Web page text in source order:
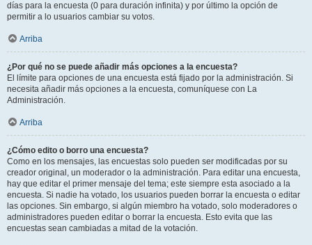
días para la encuesta (0 para duración infinita) y por último la opción de
permitir a lo usuarios cambiar su votos.
Arriba
¿Por qué no se puede añadir más opciones a la encuesta?
El límite para opciones de una encuesta está fijado por la administración. Si
necesita añadir más opciones a la encuesta, comuníquese con La
Administración.
Arriba
¿Cómo edito o borro una encuesta?
Como en los mensajes, las encuestas solo pueden ser modificadas por su
creador original, un moderador o la administración. Para editar una encuesta,
hay que editar el primer mensaje del tema; este siempre esta asociado a la
encuesta. Si nadie ha votado, los usuarios pueden borrar la encuesta o editar
las opciones. Sin embargo, si algún miembro ha votado, solo moderadores o
administradores pueden editar o borrar la encuesta. Esto evita que las
encuestas sean cambiadas a mitad de la votación.